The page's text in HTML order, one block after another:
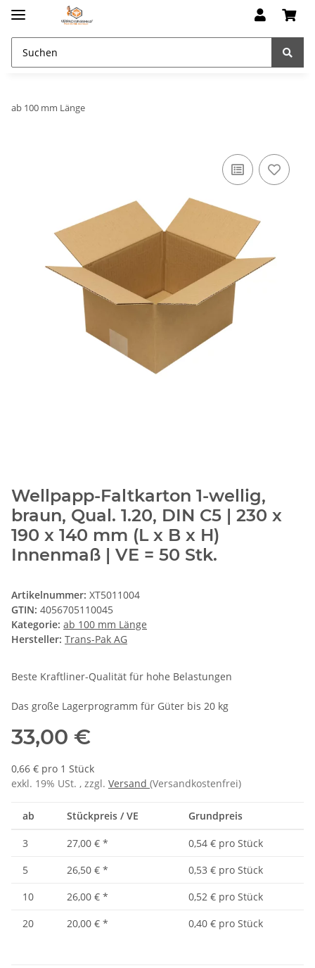
ab 100 mm Länge
Wellpapp-Faltkarton 1-wellig,
braun, Qual. 1.20, DIN C5 | 230 x
190 x 140 mm (L x B x H)
Innenmaß | VE = 50 Stk.
Artikelnummer: XT5011004
GTIN: 4056705110045
Kategorie: ab 100 mm Länge
Hersteller: Trans-Pak AG
Beste Kraftliner-Qualität für hohe Belastungen
Das große Lagerprogramm für Güter bis 20 kg
33,00 €
0,66 € pro 1 Stück
exkl. 19% USt. , zzgl. Versand (Versandkostenfrei)
ab Stückpreis / VE Grundpreis
3 27,00 € *
0,54 € pro Stück
5
26,50 € *
0,53 € pro Stück
10
26,00 € *
0,52 € pro Stück
20
20,00 € * 0,40 € pro Stück